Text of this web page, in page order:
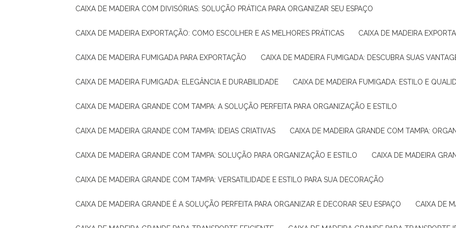
CAIXA DE MADEIRA COM DIVISÓRIAS: SOLUÇÃO PRÁTICA PARA ORGANIZAR SEU ESPAÇO
CAIXA DE MADEIRA EXPORTAÇÃO: COMO ESCOLHER E AS MELHORES PRÁTICAS CAIXA DE MADEIRA
CAIXA DE MADEIRA FUMIGADA PARA EXPORTAÇÃO CAIXA DE MADEIRA FUMIGADA: DESCUBRA SUAS
CAIXA DE MADEIRA FUMIGADA: ELEGÂNCIA E DURABILIDADE CAIXA DE MADEIRA FUMIGADA: ESTILO E
CAIXA DE MADEIRA GRANDE COM TAMPA: A SOLUÇÃO PERFEITA PARA ORGANIZAÇÃO E ESTILO
CAIXA DE MADEIRA GRANDE COM TAMPA: IDEIAS CRIATIVAS CAIXA DE MADEIRA GRANDE COM TAMPA:
CAIXA DE MADEIRA GRANDE COM TAMPA: SOLUÇÃO PARA ORGANIZAÇÃO E ESTILO CAIXA DE MADEIRA
CAIXA DE MADEIRA GRANDE COM TAMPA: VERSATILIDADE E ESTILO PARA SUA DECORAÇÃO
CAIXA DE MADEIRA GRANDE É A SOLUÇÃO PERFEITA PARA ORGANIZAR E DECORAR SEU ESPAÇO CAIXA DE